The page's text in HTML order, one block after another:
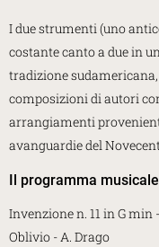
I due strumenti (uno
costante canto a due in
tradizione
composizioni di autori
arrangiamenti
avanguardie del
Il programma musicale
Invenzione n. 11 in G min
Oblivio - A. Drago